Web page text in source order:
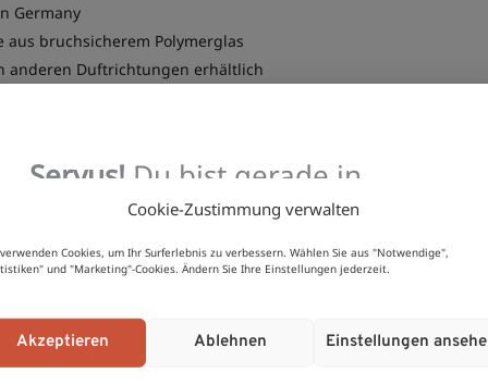
Cookie-Zustimmung verwalten
Cookies, um Ihr Surferlebnis zu verbessern. Wählen Sie aus "Notwendige",
und "Marketing"-Cookies. Ändern Sie Ihre Einstellungen jederzeit.
Akzeptieren Ablehnen Einstellungen
Germany
aus bruchsicherem Polymerglas
anderen Duftrichtungen erhältlich
Jojoba-, Kokos- und Sojaöl für exzellente Hautverträglichkeit
15 × 5 × 5 cm
Pino
Servus! Du bist gerade in
unseremÖsterreich-Shop
Möchtest du aus einem anderen Land shoppen?